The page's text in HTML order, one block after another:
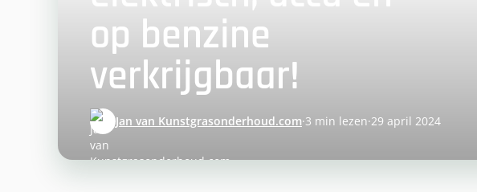
op benzine
verkrijgbaar!
Jan van Kunstgrasonderhoud.com·3 min lezen·29 april 2024